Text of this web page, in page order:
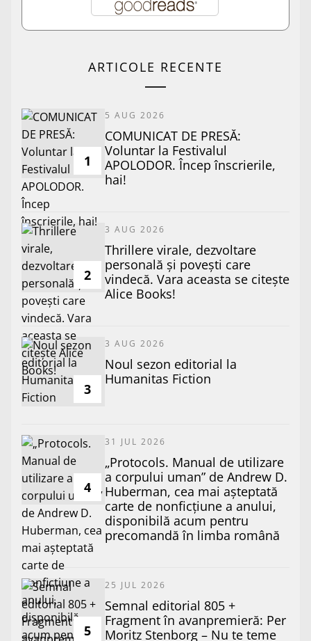
ARTICOLE RECENTE
1
5 AUG 2026
COMUNICAT DE PRESĂ:
Voluntar la Festivalul
APOLODOR. Încep înscrierile,
hai!
2
3 AUG 2026
Thrillere virale, dezvoltare
personală și povești care
vindecă. Vara aceasta se citește
Alice Books!
3
3 AUG 2026
​Noul sezon editorial la
Humanitas Fiction
4
31 JUL 2026
„Protocols. Manual de utilizare
a corpului uman” de Andrew D.
Huberman, cea mai așteptată
carte de nonficțiune a anului,
disponibilă acum pentru
precomandă în limba română
5
25 JUL 2026
Semnal editorial 805 +
Fragment în avanpremieră: Per
Moritz Stenborg – Nu te teme